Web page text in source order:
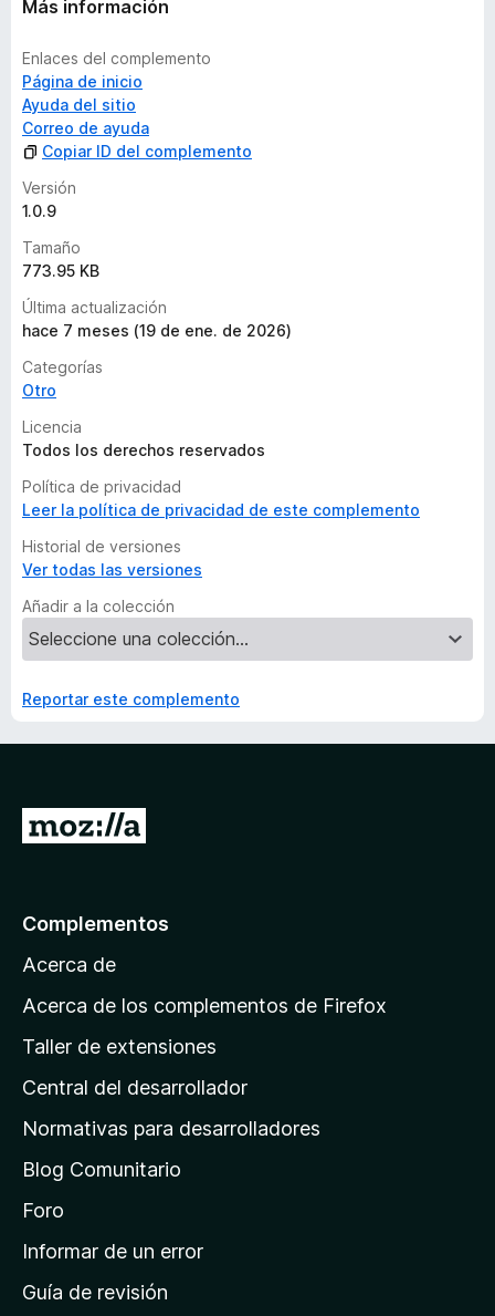
Más información
Enlaces del complemento
Página de inicio
Ayuda del sitio
Correo de ayuda
Copiar ID del complemento
Versión
1.0.9
Tamaño
773.95 KB
Última actualización
hace 7 meses (19 de ene. de 2026)
Categorías
Otro
Licencia
Todos los derechos reservados
Política de privacidad
Leer la política de privacidad de este complemento
Historial de versiones
Ver todas las versiones
Añadir a la colección
Reportar este complemento
p
á
n
a
e
i
n
c
Complementos
Acerca de
Acerca de los complementos de Firefox
Taller de extensiones
Central del desarrollador
Normativas para desarrolladores
Blog Comunitario
Foro
Informar de un error
Guía de revisión